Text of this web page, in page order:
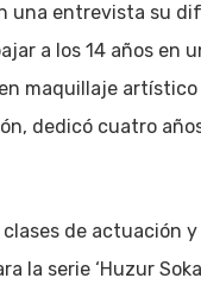
una entrevista su
a los 14 años en
maquillaje
dedicó cuatro
de actuación
la serie ‘Huzur